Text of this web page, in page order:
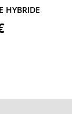
HYBRIDE